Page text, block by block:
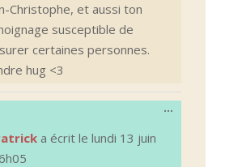
Christophe, et aussi ton
susceptible de
certaines personnes.
hug <3
a écrit le lundi 13 juin
...